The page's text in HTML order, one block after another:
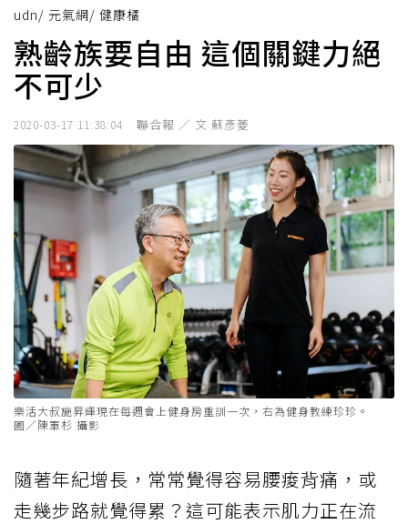
udn/ 元氣網/ 健康橘
熟齡族要自由 這個關鍵力絕
不可少
2020-03-17 11:38:04 聯合報 ／ 文 蘇彥菱
樂活大叔施昇輝現在每週會上健身房重訓一次，右為健身教練珍珍。
圖／陳軍杉 攝影
隨著年紀增長，常常覺得容易腰痠背痛，或
走幾步路就覺得累？這可能表示肌力正在流